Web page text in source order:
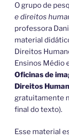
O grupo de
e direitos
professora
material
Direitos
Ensinos Médio
Oficinas de
Direitos
gratuitamente
final do texto).
Esse material